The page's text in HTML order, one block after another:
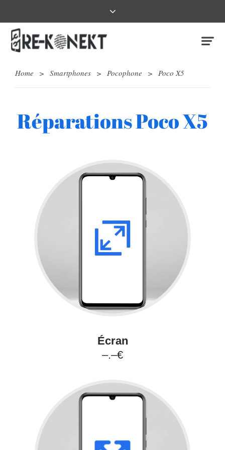
Home > Smartphones > Pocophone > Poco X5
Réparations Poco X5
Écran
–.–€